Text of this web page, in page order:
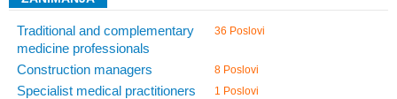
Traditional and complementary
medicine professionals
36 Poslovi
Construction managers 8 Poslovi
Specialist medical practitioners 1 Poslovi